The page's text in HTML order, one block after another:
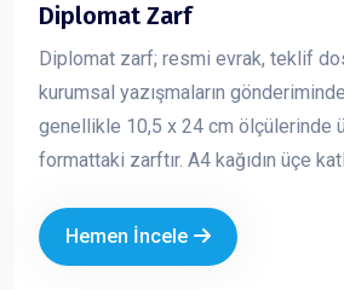
Diplomat Zarf
Diplomat zarf; resmi evrak, teklif
kurumsal yazışmaların
genellikle 10,5 x 24 cm ölçülerinde
formattaki zarftır. A4 kağıdın üçe
dünyasında en çok tercih edilen zarf
Kurumsal logo ve iletişim bilgileriyle
Hemen İncele